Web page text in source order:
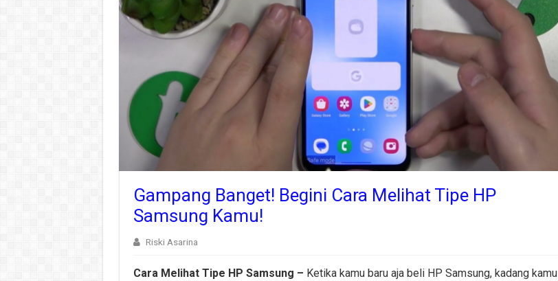
Gampang Banget! Begini Cara Melihat Tipe HP
Samsung Kamu!
Riski Asarina
Cara Melihat Tipe HP Samsung – Ketika kamu baru aja beli HP Samsung, kadang kamu